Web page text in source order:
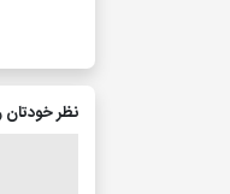
نظر خودتان